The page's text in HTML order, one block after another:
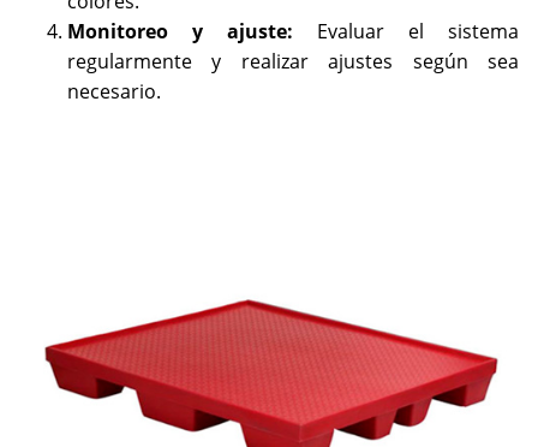
Monitoreo y ajuste: Evaluar el sistema
regularmente y realizar ajustes según sea
necesario.